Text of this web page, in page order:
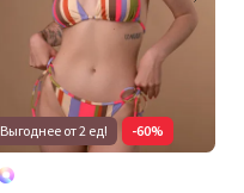
Выгоднее от 2 ед! -60%